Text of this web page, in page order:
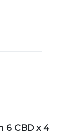
6 CBD x 4